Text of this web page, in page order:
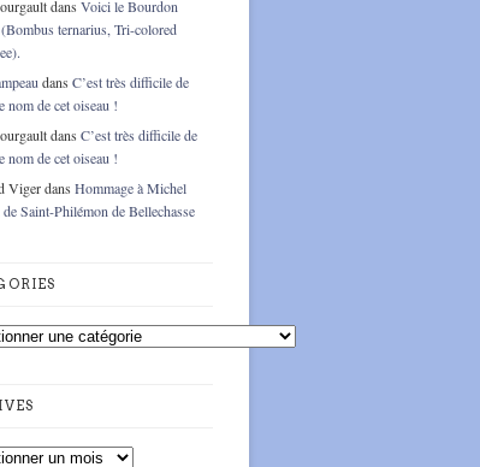
dans Voici le Bourdon
ternarius, Tri-colored
dans C’est très difficile de
nom de cet oiseau !
dans C’est très difficile de
nom de cet oiseau !
Vigerdans Hommage à Michel
Saint-Philémon de Bellechasse